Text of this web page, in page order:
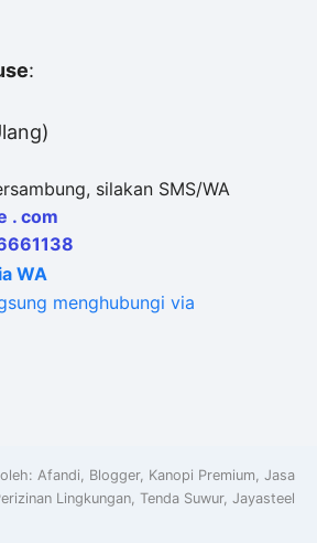
:
silakan SMS/WA
. com
WA
menghubungi via
Afandi Blogger, Kanopi Premium Jasa
Lingkungan Tenda Suwur, Jayasteel